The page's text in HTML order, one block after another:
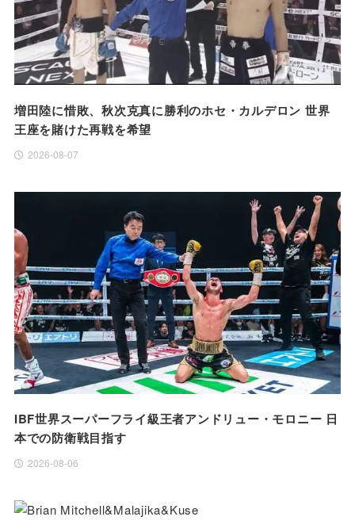
増田陸に惜敗、秋次克真に勝利のホセ・カルデロン 世界
王座を賭けた再戦を希望
2026-08-07
IBF世界スーパーフライ級王者アンドリュー・モロニー 日
本での防衛戦目指す
2026-08-06